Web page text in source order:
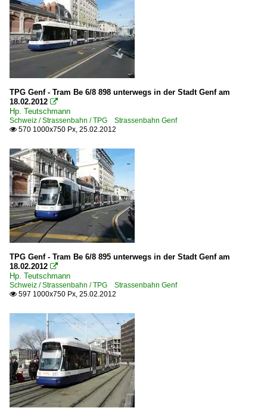
TPG Genf - Tram Be 6/8 898 unterwegs in der Stadt Genf am
18.02.2012 
Hp. Teutschmann
Schweiz / Strassenbahn / TPG Strassenbahn Genf
 570 1000x750 Px, 25.02.2012
TPG Genf - Tram Be 6/8 895 unterwegs in der Stadt Genf am
18.02.2012 
Hp. Teutschmann
Schweiz / Strassenbahn / TPG Strassenbahn Genf
 597 1000x750 Px, 25.02.2012